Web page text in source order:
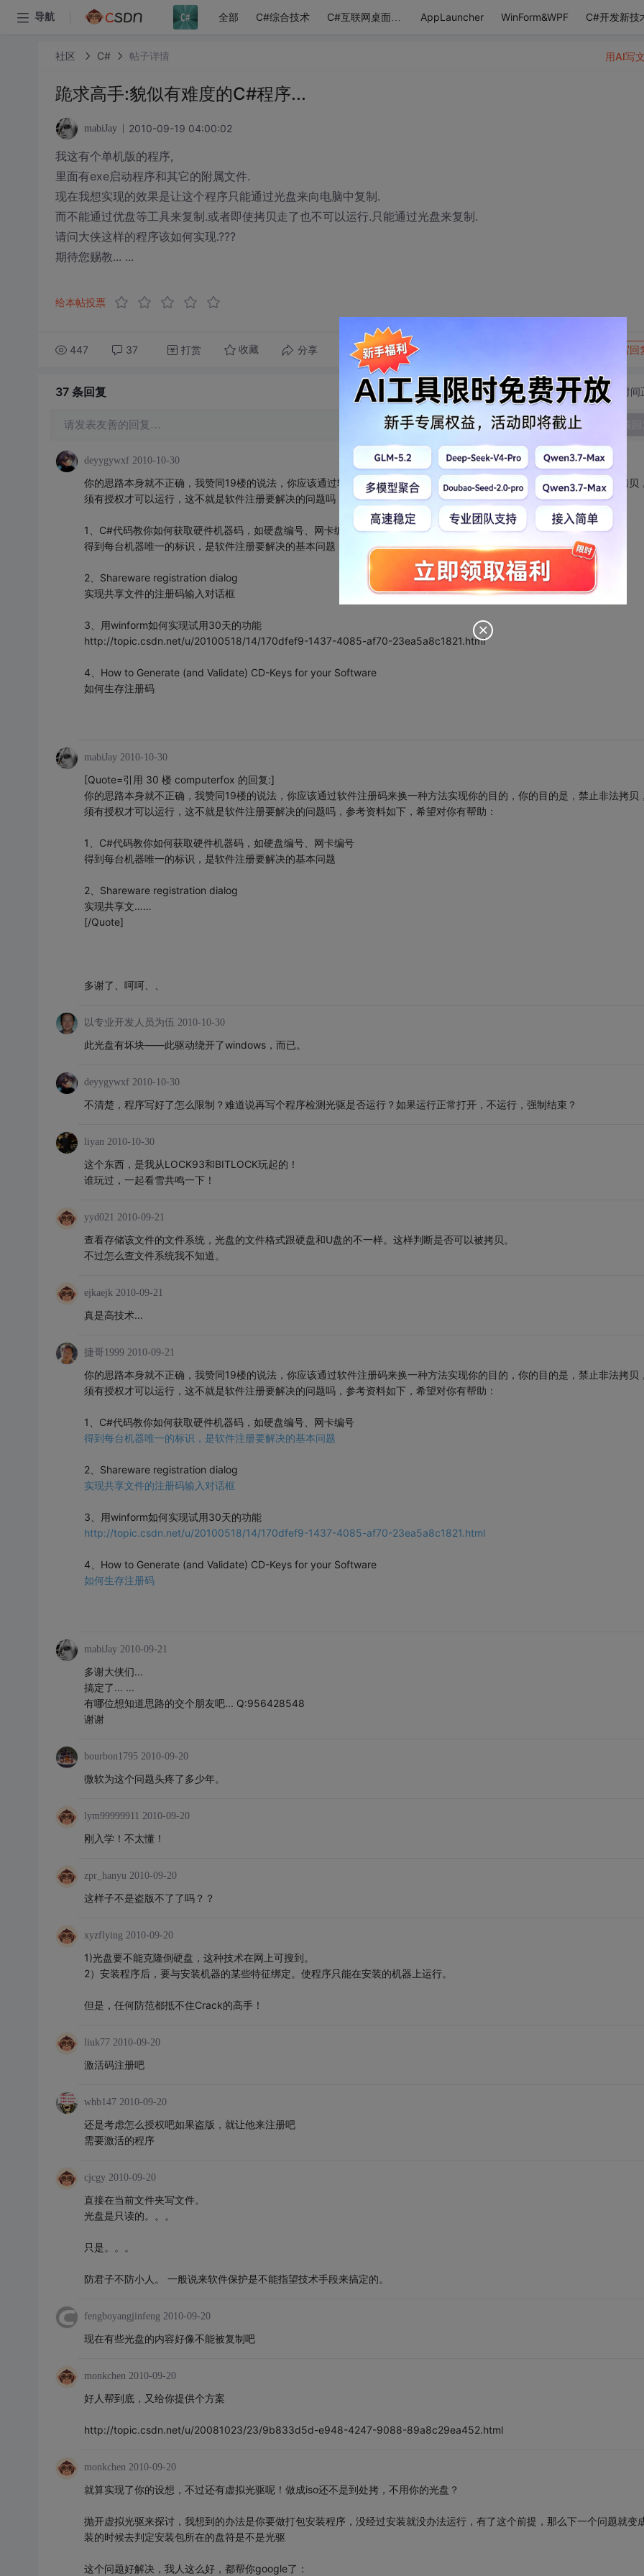
导航 全部 C#综合技术 C#互联网桌面应用 AppLauncher WinForm&WPF C#开发新技
社区 C# 帖子详情
跪求高手:貌似有难度的C#程序...
mabiJay 2010-09-19 04:00:02
我这有个单机版的程序,
里面有exe启动程序和其它的附属文件.
现在我想实现的效果是让这个程序只能通过光盘来向电脑中复制.
而不能通过优盘等工具来复制.或者即使拷贝走了也不可以运行.只能通过光盘来复制.
请问大侠这样的程序该如何实现.???
期待您赐教... ...
给本帖投票
447 37 打赏 收藏 分享 转发到动态 写回
用AI写
37 条回复 切换为时间
请发表友善的回复…
deyygywxf 2010-10-30
你的思路本身就不正确，我赞同19楼的说法，你应该通过软件注册码来换一种方法实现你的目的，你的目的是，禁止非法拷贝
须有授权才可以运行，这不就是软件注册要解决的问题吗，参考资料如下，希望对你有帮助：
1、C#代码教你如何获取硬件机器码，如硬盘编号、网卡编号
得到每台机器唯一的标识，是软件注册要解决的基本问题
2、Shareware registration dialog
实现共享文件的注册码输入对话框
3、用winform如何实现试用30天的功能
http://topic.csdn.net/u/20100518/14/170dfef9-1437-4085-af70-23ea5a8c1821.html
4、How to Generate (and Validate) CD-Keys for your Software
如何生存注册码
mabiJay 2010-10-30
[Quote=引用 30 楼 computerfox 的回复:]
你的思路本身就不正确，我赞同19楼的说法，你应该通过软件注册码来换一种方法实现你的目的，你的目的是，禁止非法拷贝
须有授权才可以运行，这不就是软件注册要解决的问题吗，参考资料如下，希望对你有帮助：
1、C#代码教你如何获取硬件机器码，如硬盘编号、网卡编号
得到每台机器唯一的标识，是软件注册要解决的基本问题
2、Shareware registration dialog
实现共享文……
[/Quote]
多谢了、呵呵、、
以专业开发人员为伍 2010-10-30
此光盘有坏块——此驱动绕开了windows，而已。
deyygywxf 2010-10-30
不清楚，程序写好了怎么限制？难道说再写个程序检测光驱是否运行？如果运行正常打开，不运行，强制结束？
liyan 2010-10-30
这个东西，是我从LOCK93和BITLOCK玩起的！
谁玩过，一起看雪共鸣一下！
yyd021 2010-09-21
查看存储该文件的文件系统，光盘的文件格式跟硬盘和U盘的不一样。这样判断是否可以被拷贝。
不过怎么查文件系统我不知道。
ejkaejk 2010-09-21
真是高技术...
捷哥1999 2010-09-21
你的思路本身就不正确，我赞同19楼的说法，你应该通过软件注册码来换一种方法实现你的目的，你的目的是，禁止非法拷贝
须有授权才可以运行，这不就是软件注册要解决的问题吗，参考资料如下，希望对你有帮助：
1、C#代码教你如何获取硬件机器码，如硬盘编号、网卡编号
得到每台机器唯一的标识，是软件注册要解决的基本问题
2、Shareware registration dialog
实现共享文件的注册码输入对话框
3、用winform如何实现试用30天的功能
http://topic.csdn.net/u/20100518/14/170dfef9-1437-4085-af70-23ea5a8c1821.html
4、How to Generate (and Validate) CD-Keys for your Software
如何生存注册码
mabiJay 2010-09-21
多谢大侠们...
搞定了... ...
有哪位想知道思路的交个朋友吧... Q:956428548
谢谢
bourbon1795 2010-09-20
微软为这个问题头疼了多少年。
lym99999911 2010-09-20
刚入学！不太懂！
zpr_hanyu 2010-09-20
这样子不是盗版不了了吗？？
xyzflying 2010-09-20
1)光盘要不能克隆倒硬盘，这种技术在网上可搜到。
2）安装程序后，要与安装机器的某些特征绑定。使程序只能在安装的机器上运行。
但是，任何防范都抵不住Crack的高手！
liuk77 2010-09-20
激活码注册吧
whb147 2010-09-20
还是考虑怎么授权吧如果盗版，就让他来注册吧
需要激活的程序
cjcgy 2010-09-20
直接在当前文件夹写文件。
光盘是只读的。。。
只是。。。
防君子不防小人。 一般说来软件保护是不能指望技术手段来搞定的。
fengboyangjinfeng 2010-09-20
现在有些光盘的内容好像不能被复制吧
monkchen 2010-09-20
好人帮到底，又给你提供个方案
http://topic.csdn.net/u/20081023/23/9b833d5d-e948-4247-9088-89a8c29ea452.html
monkchen 2010-09-20
就算实现了你的设想，不过还有虚拟光驱呢！做成iso还不是到处拷，不用你的光盘？
抛开虚拟光驱来探讨，我想到的办法是你要做打包安装程序，没经过安装就没办法运行，有了这个前提，那么下一个问题就变
装的时候去判定安装包所在的盘符是不是光驱
这个问题好解决，我人这么好，都帮你google了：